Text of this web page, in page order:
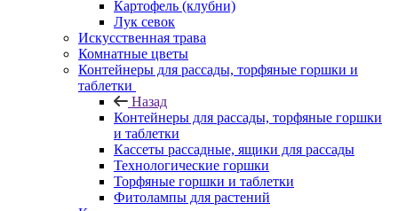
Картофель (клубни)
Лук севок
Искусственная трава
Комнатные цветы
Контейнеры для рассады, торфяные горшки и
таблетки
Назад
Контейнеры для рассады, торфяные горшки
и таблетки
Кассеты рассадные, ящики для рассады
Технологические горшки
Торфяные горшки и таблетки
Фитолампы для растений